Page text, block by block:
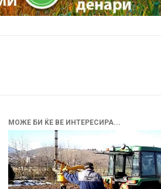
МОЖЕ БИ ЌЕ ВЕ ИНТЕРЕСИРА...